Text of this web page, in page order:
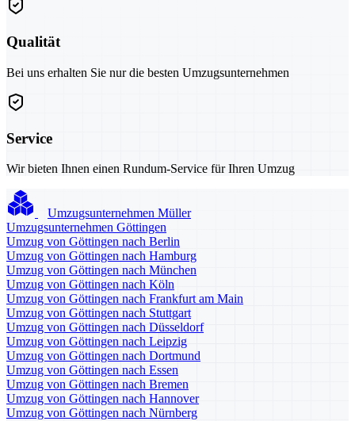
Qualität
Bei uns erhalten Sie nur die besten Umzugsunternehmen
Service
Wir bieten Ihnen einen Rundum-Service für Ihren Umzug
Umzugsunternehmen Müller
Umzugsunternehmen Göttingen
Umzug von Göttingen nach Berlin
Umzug von Göttingen nach Hamburg
Umzug von Göttingen nach München
Umzug von Göttingen nach Köln
Umzug von Göttingen nach Frankfurt am Main
Umzug von Göttingen nach Stuttgart
Umzug von Göttingen nach Düsseldorf
Umzug von Göttingen nach Leipzig
Umzug von Göttingen nach Dortmund
Umzug von Göttingen nach Essen
Umzug von Göttingen nach Bremen
Umzug von Göttingen nach Hannover
Umzug von Göttingen nach Nürnberg